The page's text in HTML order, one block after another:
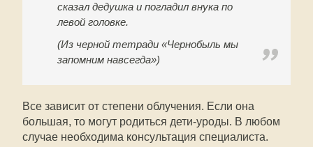
сказал дедушка и погладил внука по
левой головке.
(Из черной тетради «Чернобыль мы
запомним навсегда»)
Все зависит от степени облучения. Если она
большая, то могут родиться дети-уроды. В любом
случае необходима консультация специалиста.